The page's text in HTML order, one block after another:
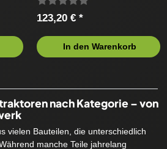
123,20 € *
In den Warenkorb
nach Kategorie – von
vielen Bauteilen, die unterschiedlich
manche Teile jahrelang